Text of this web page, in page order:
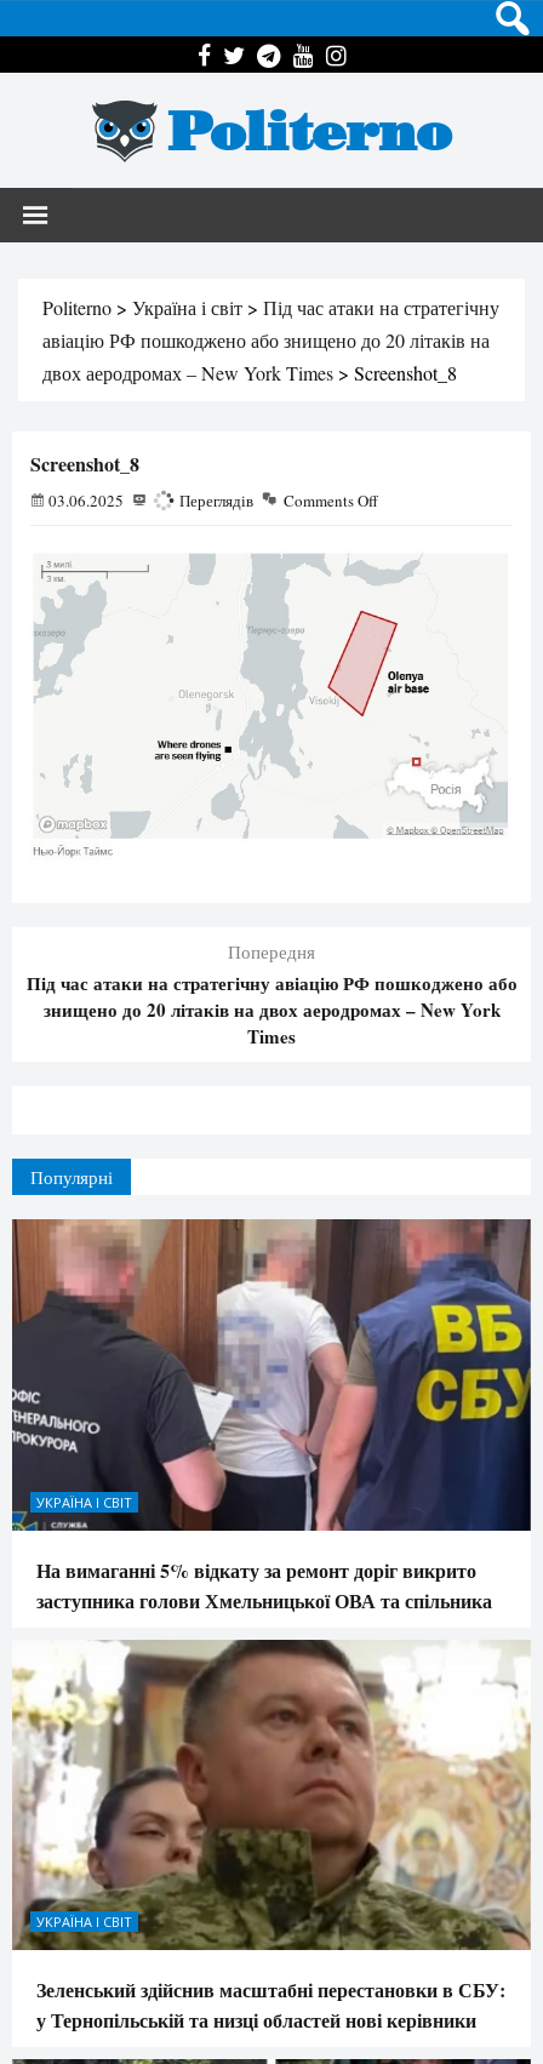
Politerno
Politerno > Україна і світ > Під час атаки на стратегічну
авіацію РФ пошкоджено або знищено до 20 літаків на
двох аеродромах – New York Times > Screenshot_8
Screenshot_8
03.06.2025 151 Переглядів Comments Off
Попередня
Під час атаки на стратегічну авіацію РФ пошкоджено або
знищено до 20 літаків на двох аеродромах – New York
Times
Популярні
УКРАЇНА І СВІТ
На вимаганні 5% відкату за ремонт доріг викрито
заступника голови Хмельницької ОВА та спільника
УКРАЇНА І СВІТ
Зеленський здійснив масштабні перестановки в СБУ:
у Тернопільській та низці областей нові керівники